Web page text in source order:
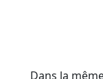
Dans la